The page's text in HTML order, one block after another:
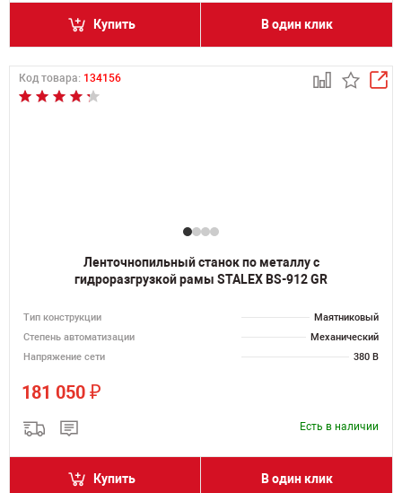
Купить В один клик
Код товара: 134156
Ленточнопильный станок по металлу с
гидроразгрузкой рамы STALEX BS-912 GR
Тип конструкции
Маятниковый
Степень автоматизации
Механический
Напряжение сети
380 В
181 050 ₽
Есть в наличии
Купить В один клик